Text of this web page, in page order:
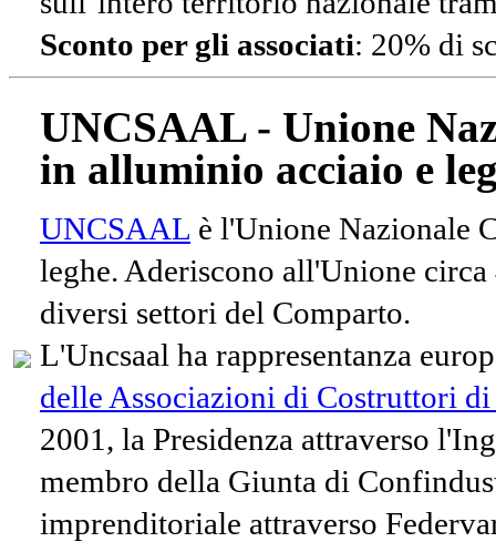
Sconto per gli associati: 20% di
UNCSAAL - Unione
in alluminio acciaio e
UNCSAAL è l'Unione Nazionale
leghe. Aderiscono all'Unione
diversi settori del Comparto.
L'Uncsaal ha rappresentanza
delle Associazioni di Costruttori
2001, la Presidenza attraverso
membro della Giunta di
imprenditoriale attraverso